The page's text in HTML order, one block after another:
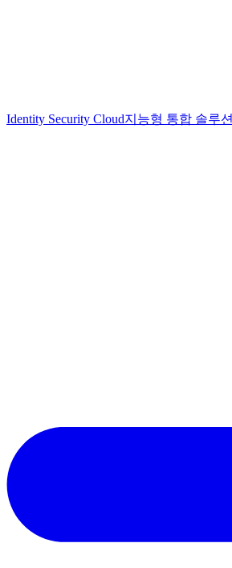
Identity Security Cloud지능형 통합 솔루션